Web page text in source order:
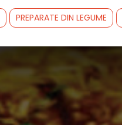
PREPARATE DIN LEGUME